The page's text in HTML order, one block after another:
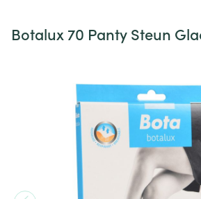
Botalux 70 Panty Steun